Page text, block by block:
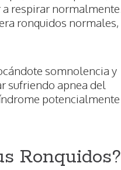
respirar normalmente.
ronquidos normales,
somnolencia y
sufriendo apnea del
potencialmente
Ronquidos?